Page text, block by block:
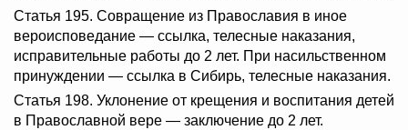
Статья 195. Совращение из Православия в иное
вероисповедание — ссылка, телесные наказания,
исправительные работы до 2 лет. При насильственном
принуждении — ссылка в Сибирь, телесные наказания.
Статья 198. Уклонение от крещения и воспитания детей
в Православной вере — заключение до 2 лет.